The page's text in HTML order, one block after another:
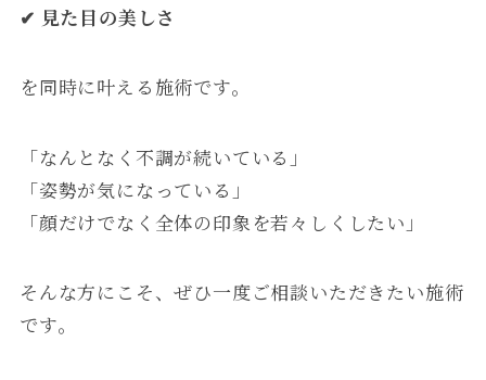
✔ 見た目の美しさ
を同時に叶える施術です。
「なんとなく不調が続いている」
「姿勢が気になっている」
「顔だけでなく全体の印象を若々しくしたい」
そんな方にこそ、ぜひ一度ご相談いただきたい施術
です。